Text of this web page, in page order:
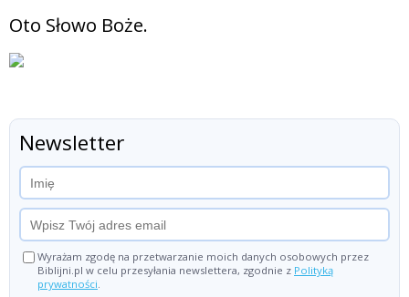
Oto Słowo Boże.
Newsletter
Wyrażam zgodę na przetwarzanie moich danych osobowych przez
Biblijni.pl w celu przesyłania newslettera, zgodnie z Polityką
prywatności.